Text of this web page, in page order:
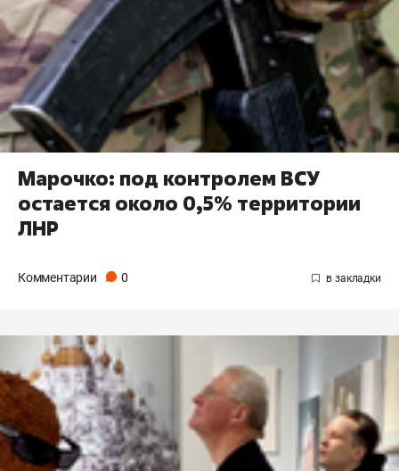
Марочко: под контролем ВСУ
остается около 0,5% территории
ЛНР
Комментарии 0